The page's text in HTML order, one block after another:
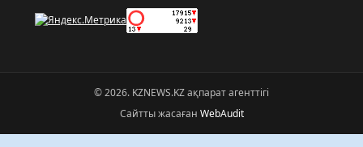
© 2026. KZNEWS.KZ ақпарат агенттігі
Сайтты жасаған WebAudit